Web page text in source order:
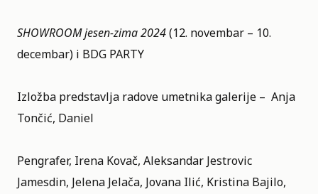
SHOWROOM jesen-zima 2024(12. novembar – 10.
decembar) i BDG PARTY
Izložba predstavlja radove umetnika galerije – Anja
Tončić, Daniel
Pengrafer, Irena Kovač, Aleksandar Jestrovic
Jamesdin, Jelena Jelača, Jovana Ilić, Kristina Bajilo,